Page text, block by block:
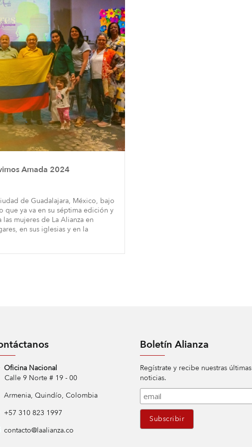
Amada 2024
de Guadalajara, México, bajo
que ya va en su séptima edición y
mujeres de La Alianza en
en sus iglesias y en la
Oficina Nacional
9 Norte # 19 - 00
Armenia, Quindío, Colombia
+57 310 823 1997
contacto@laalianza.co
Boletín Alianza
Regístrate y recibe nuestras últimas
noticias.